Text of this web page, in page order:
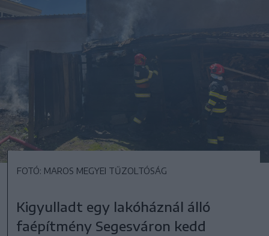
FOTÓ: MAROS MEGYEI TŰZOLTÓSÁG
Kigyulladt egy lakóháznál álló
faépítmény Segesváron kedd